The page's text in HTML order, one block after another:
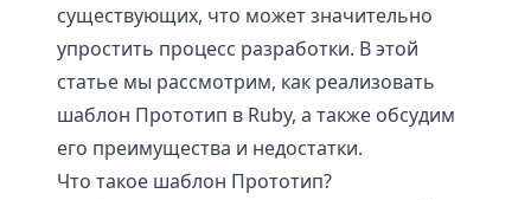
существующих, что может значительно
упростить процесс разработки. В этой
статье мы рассмотрим, как реализовать
шаблон Прототип в Ruby, а также обсудим
его преимущества и недостатки.
Что такое шаблон Прототип?